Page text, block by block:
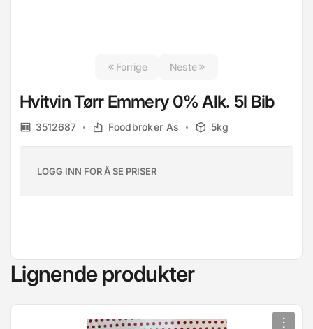
Forrige Neste
Hvitvin Tørr Emmery 0% Alk. 5l Bib
3512687 Foodbroker As 5kg
LOGG INN FOR Å SE PRISER
Lignende produkter